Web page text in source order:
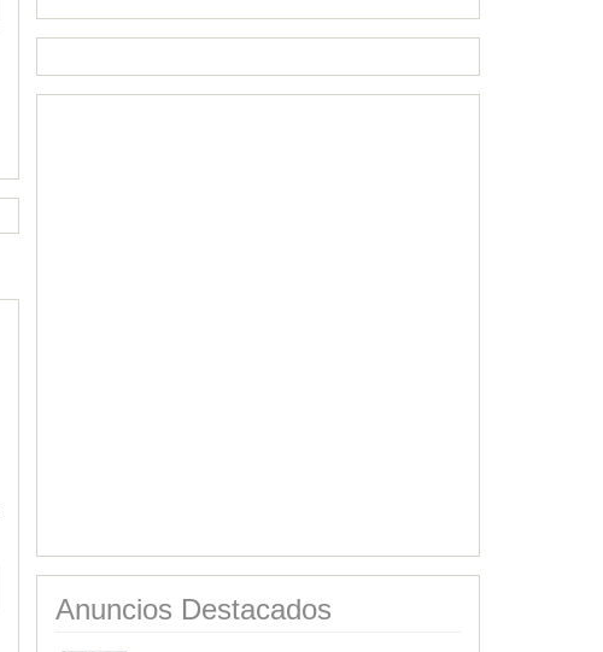
Anuncios Destacados